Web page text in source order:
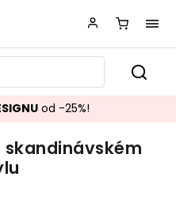
od -25%!
skandinávském